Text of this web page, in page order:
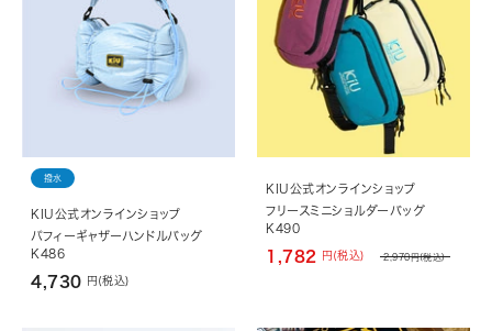
撥水
KIU公式オンラインショップ
パフィーギャザーハンドルバッグ
K486
4,730 円(税込)
KIU公式オンラインショップ
フリースミニショルダーバッグ
K490
1,782 円(税込) 2,970円(税込)